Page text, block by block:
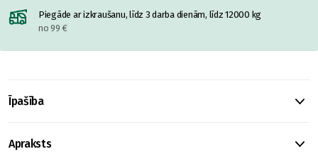
Piegāde ar izkraušanu, līdz 3 darba dienām, līdz 12000 kg
no 99 €
Īpašība
Apraksts